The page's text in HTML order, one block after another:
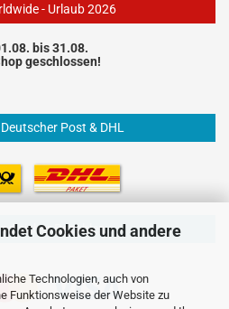
Cookies und andere
Technologien, auch von
Funktionsweise der Website zu
- Urlaub 2026
bis 31.08.
geschlossen!
Post & DHL
sicher Bezahlen